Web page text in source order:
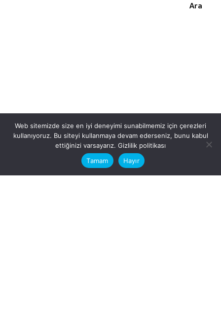
Ara
Fb./Ig.
This website stores cookies on your
Web sitemizde size en iyi deneyimi sunabilmemiz için çerezleri
kullanıyoruz. Bu siteyi kullanmaya devam ederseniz, bunu kabul
ettiğinizi varsayarız. Gizlilik politikası
Tamam
Hayır